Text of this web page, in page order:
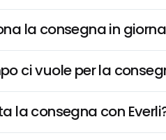
la consegna in
ci vuole per la
la consegna con